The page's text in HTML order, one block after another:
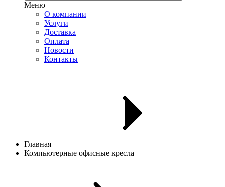
Меню
О компании
Услуги
Доставка
Оплата
Новости
Контакты
Главная
Компьютерные офисные кресла